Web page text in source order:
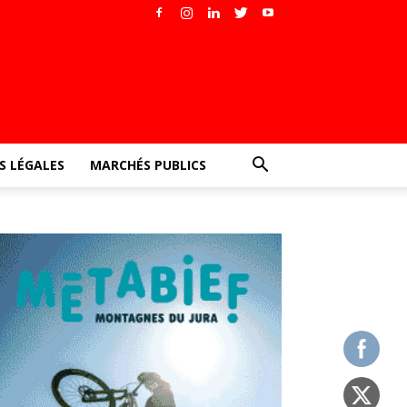
LÉGALES MARCHÉS PUBLICS